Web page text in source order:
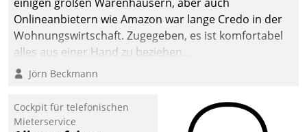
abgeben – rund um die
Uhr.
Onlineanbietern wie Amazon war lange Credo in der
Wohnungswirtschaft. Zugegeben, es ist komfortabel
alles aus einer Hand zu beziehen...
Jörn Beckmann
Cockpit für telefonischen
Mieterservice